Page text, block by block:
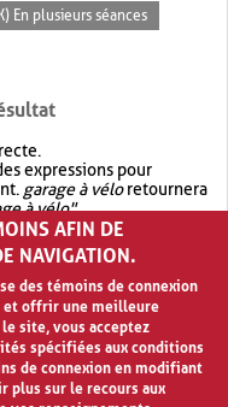
En plusieurs séances
expressions pour
garage à véloretournera
à vélo".
avec OR.garage OR vélo
quegarage à vélo
AFIN DE
NAVIGATION.
des témoins de connexion
et offrir une meilleure
site, vous acceptez
spécifiées aux conditions
de connexion en modifiant
plus sur le recours aux